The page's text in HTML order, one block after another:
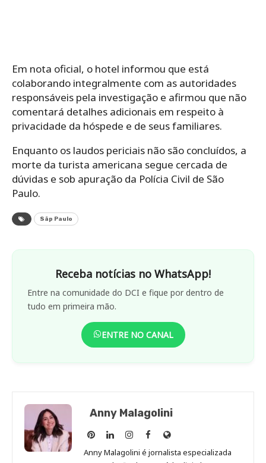
Em nota oficial, o hotel informou que está
colaborando integralmente com as autoridades
responsáveis pela investigação e afirmou que não
comentará detalhes adicionais em respeito à
privacidade da hóspede e de seus familiares.
Enquanto os laudos periciais não são concluídos, a
morte da turista americana segue cercada de
dúvidas e sob apuração da Polícia Civil de São
Paulo.
Sãp Paulo
Receba notícias no WhatsApp!
Entre na comunidade do DCI e fique por dentro de
tudo em primeira mão.
ENTRE NO CANAL
Anny Malagolini
Anny
Malagolini
Anny
Malagolini
Anny
Malagolini
Anny
Malagolini
Site
de
Anny Malagolini é jornalista especializada